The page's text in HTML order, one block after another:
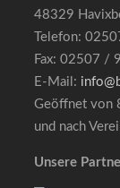
48329
Telefon:
Fax: 02507 /
E-Mail:
Geöffnet von
und nach
Unsere